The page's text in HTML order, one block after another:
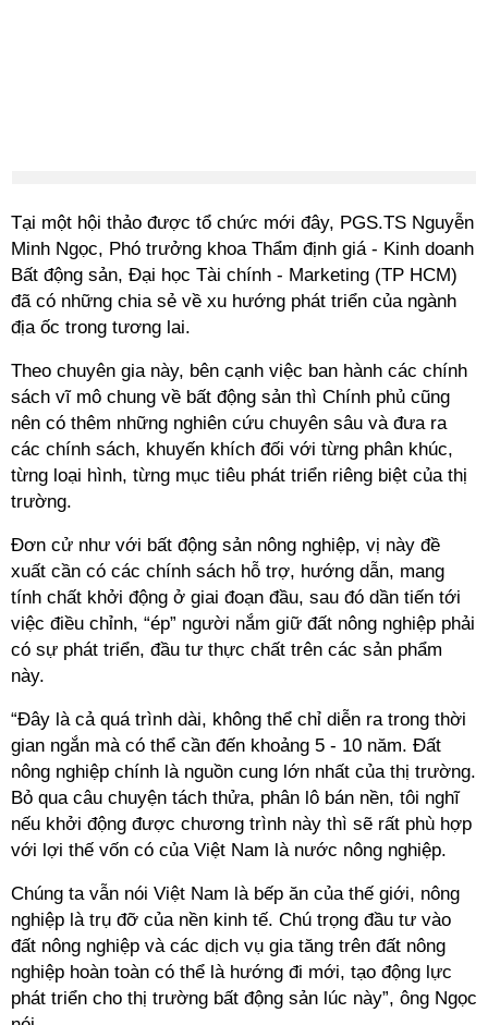
Tại một hội thảo được tổ chức mới đây, PGS.TS Nguyễn
Minh Ngọc, Phó trưởng khoa Thẩm định giá - Kinh doanh
Bất động sản, Đại học Tài chính - Marketing (TP HCM)
đã có những chia sẻ về xu hướng phát triển của ngành
địa ốc trong tương lai.
Theo chuyên gia này, bên cạnh việc ban hành các chính
sách vĩ mô chung về bất động sản thì Chính phủ cũng
nên có thêm những nghiên cứu chuyên sâu và đưa ra
các chính sách, khuyến khích đối với từng phân khúc,
từng loại hình, từng mục tiêu phát triển riêng biệt của thị
trường.
Đơn cử như với bất động sản nông nghiệp, vị này đề
xuất cần có các chính sách hỗ trợ, hướng dẫn, mang
tính chất khởi động ở giai đoạn đầu, sau đó dần tiến tới
việc điều chỉnh, “ép” người nắm giữ đất nông nghiệp phải
có sự phát triển, đầu tư thực chất trên các sản phẩm
này.
“Đây là cả quá trình dài, không thể chỉ diễn ra trong thời
gian ngắn mà có thể cần đến khoảng 5 - 10 năm. Đất
nông nghiệp chính là nguồn cung lớn nhất của thị trường.
Bỏ qua câu chuyện tách thửa, phân lô bán nền, tôi nghĩ
nếu khởi động được chương trình này thì sẽ rất phù hợp
với lợi thế vốn có của Việt Nam là nước nông nghiệp.
Chúng ta vẫn nói Việt Nam là bếp ăn của thế giới, nông
nghiệp là trụ đỡ của nền kinh tế. Chú trọng đầu tư vào
đất nông nghiệp và các dịch vụ gia tăng trên đất nông
nghiệp hoàn toàn có thể là hướng đi mới, tạo động lực
phát triển cho thị trường bất động sản lúc này”, ông Ngọc